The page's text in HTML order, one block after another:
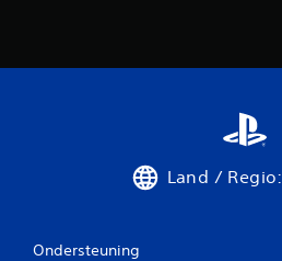
Land /
Ondersteuning